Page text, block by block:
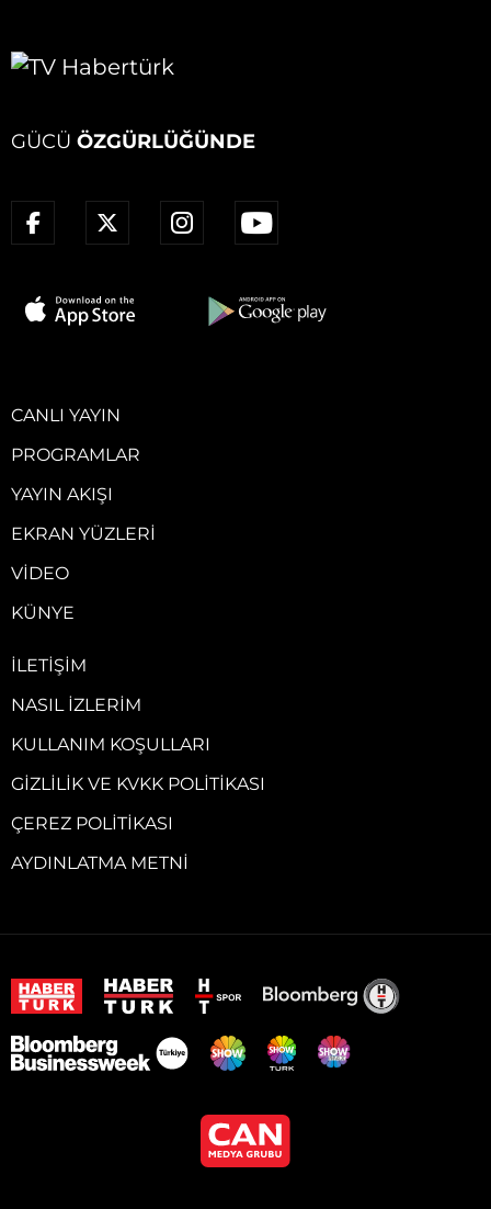
GÜCÜ ÖZGÜRLÜĞÜNDE
CANLI YAYIN
PROGRAMLAR
YAYIN AKIŞI
EKRAN YÜZLERI
VIDEO
KÜNYE
İLETIŞIM
NASIL İZLERIM
KULLANIM KOŞULLARI
GIZLILIK VE KVKK POLITIKASI
ÇEREZ POLITIKASI
AYDINLATMA METNI